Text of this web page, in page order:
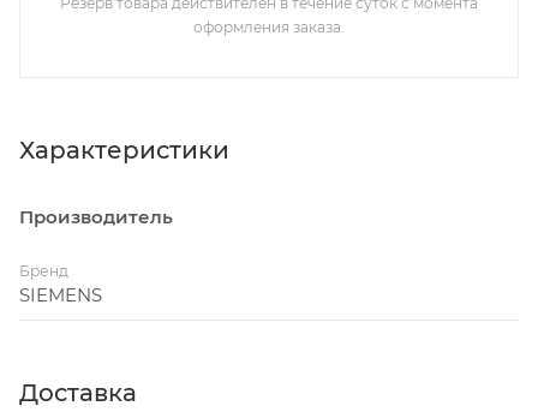
оформления заказа.
Характеристики
Производитель
Бренд
SIEMENS
Доставка